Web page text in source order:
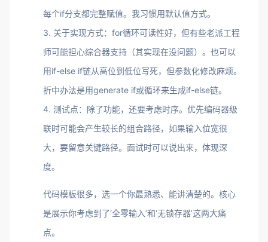
每个if分支都完整赋值。我习惯用默认值方式。
3. 关于实现方式：for循环可读性好，但有些老派工程
师可能担心综合器支持（其实现在没问题）。也可以
用if-else if链从高位到低位写死，但参数化修改麻烦。
折中办法是用generate if或循环来生成if-else链。
4. 测试点：除了功能，还要考虑时序。优先编码器级
联时可能会产生较长的组合路径，如果输入位宽很
大，要留意关键路径。面试时可以说出来，体现深
度。
代码模板很多，选一个你最熟悉、能讲清楚的。核心
是展示你考虑到了‘全零输入’和‘无锁存器’这两大痛
点。